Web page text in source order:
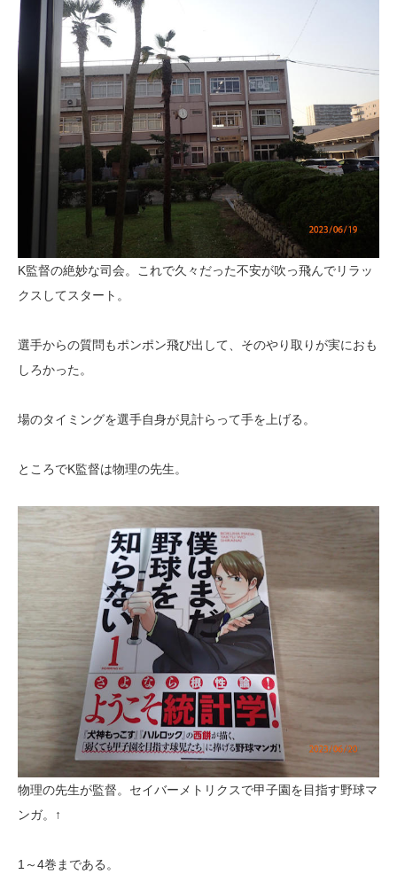
K監督の絶妙な司会。これで久々だった不安が吹っ飛んでリラッ
クスしてスタート。
選手からの質問もポンポン飛び出して、そのやり取りが実におも
しろかった。
場のタイミングを選手自身が見計らって手を上げる。
ところでK監督は物理の先生。
物理の先生が監督。セイバーメトリクスで甲子園を目指す野球マ
ンガ。↑
1～4巻まである。